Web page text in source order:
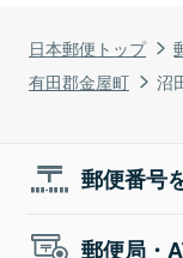
日本郵便トップ
有田郡金屋町
沼
郵便番号
郵便局・